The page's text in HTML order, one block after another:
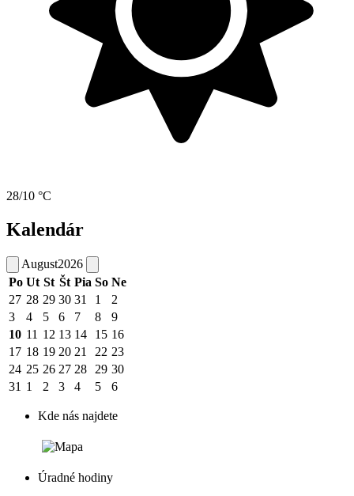
28/10 °C
Kalendár
August2026
Po Ut St Št Pia So Ne
27 28 29 30 31 1
2
3
4 5 6 7 8
9
10 11 12 13 14 15 16
17 18 19 20 21 22 23
24 25 26 27 28 29 30
31 1 2 3 4 5 6
Kde nás najdete
Úradné hodiny